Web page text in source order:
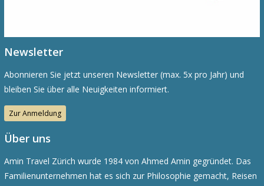
Newsletter
Abonnieren Sie jetzt unseren Newsletter (max. 5x pro Jahr) und
bleiben Sie über alle Neuigkeiten informiert.
Zur Anmeldung
Über uns
Amin Travel Zürich wurde 1984 von Ahmed Amin gegründet. Das
Familienunternehmen hat es sich zur Philosophie gemacht, Reisen